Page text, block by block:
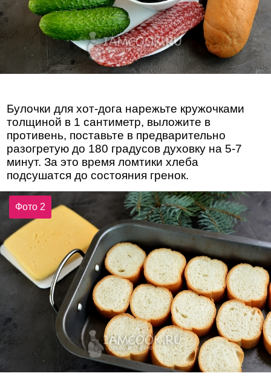
Булочки для хот-дога нарежьте кружочками
толщиной в 1 сантиметр, выложите в
противень, поставьте в предварительно
разогретую до 180 градусов духовку на 5-7
минут. За это время ломтики хлеба
подсушатся до состояния гренок.
Фото 2